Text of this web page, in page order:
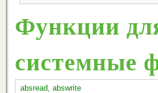
Функции
системные
absread, abswrite